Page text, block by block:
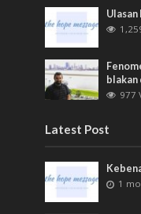
Ulasan
blakan
977
Latest Post
1